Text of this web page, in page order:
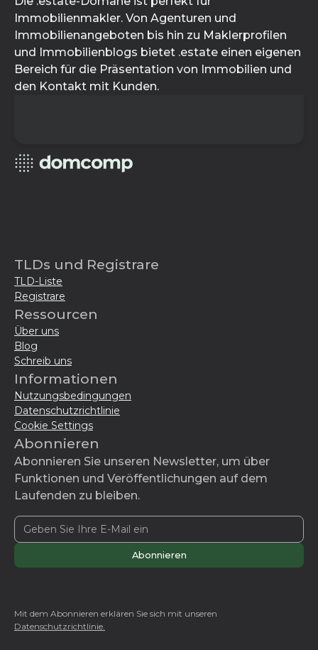
Immobilienmakler. Von Agenturen und
Immobilienangeboten bis hin zu Maklerprofilen
und Immobilienblogs bietet .estate einen eigenen
Bereich für die Präsentation von Immobilien und
den Kontakt mit Kunden.
TLDs und Registrare
TLD-Liste
Registrare
Ressourcen
Über uns
Blog
Schreib uns
Informationen
Nutzungsbedingungen
Datenschutzrichtlinie
Cookie Settings
Abonnieren
Abonnieren Sie unseren Newsletter, um über
Funktionen und Veröffentlichungen auf dem
Laufenden zu bleiben.
Mit dem Abonnieren erklären Sie sich mit unseren
Datenschutzrichtlinie.